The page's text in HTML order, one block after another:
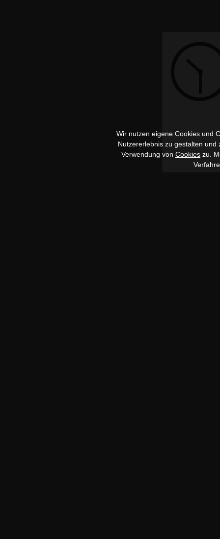
Wir nutzen eigene Cookies und
Nutzererlebnis zu gestalten
Verwendung von Cookies zu.